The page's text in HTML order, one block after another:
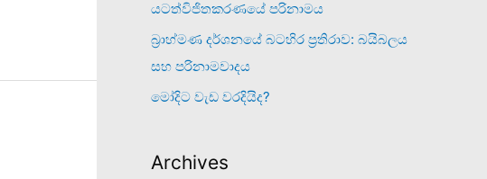
යටත්විජිතකරණයේ පරිනාමය
බ්‍රාහ්මණ දර්ශනයේ බටහිර ප්‍රතිරාව: බයිබලය
සහ පරිනාමවාදය
මෝදිට වැඩ වරදියිද?
Archives